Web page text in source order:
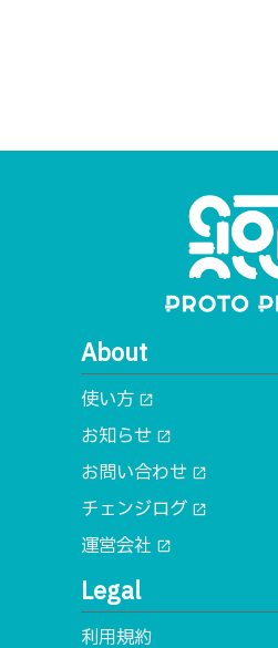
About
使い方 open_in_new
お知らせ open_in_new
お問い合わせ open_in_new
チェンジログ open_in_new
運営会社 open_in_new
Legal
利用規約